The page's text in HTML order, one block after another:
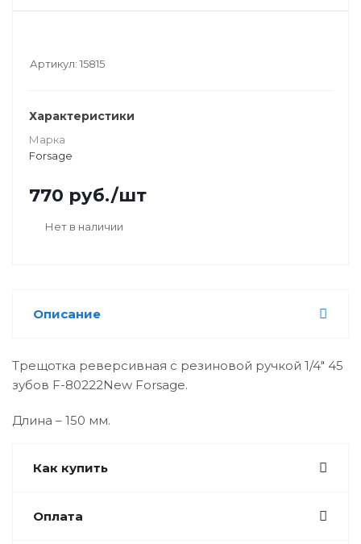
Артикул: 15815
Характеристики
Марка
Forsage
770 руб./шт
Нет в наличии
Описание
Трещотка реверсивная с резиновой ручкой 1/4" 45
зубов F-80222New Forsage.
Длина – 150 мм.
Как купить
Оплата